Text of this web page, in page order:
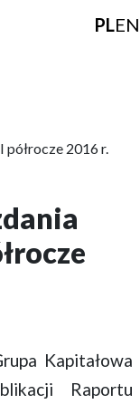
PLEN
2016 r.
Kapitałowa
Raportu